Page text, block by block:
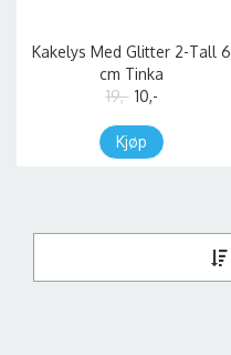
Kakelys Med Glitter 2-Tall 6
cm Tinka
19,- 10,-
Kjøp